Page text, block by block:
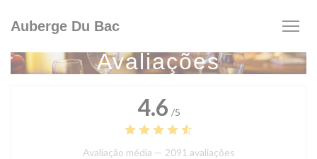
Auberge Du Bac
Avaliações
4.6 /5
Avaliação média — 2091 avaliações